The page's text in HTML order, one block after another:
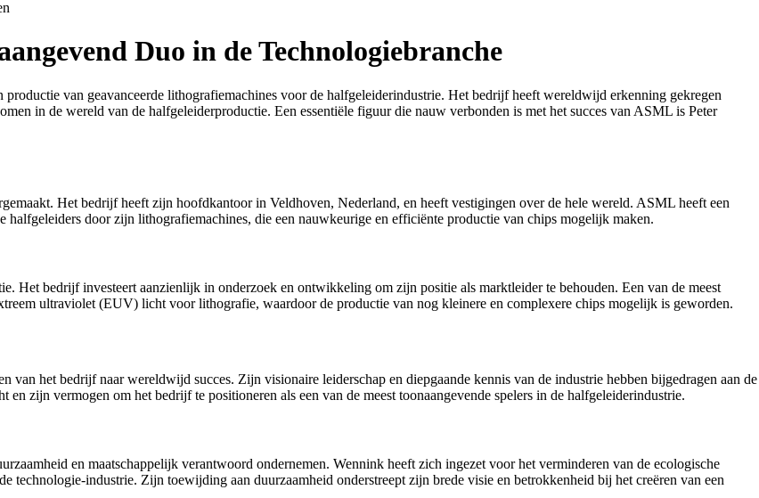
Duo in de Technologiebranche
van geavanceerde lithografiemachines voor de halfgeleiderindustrie. Het bedrijf heeft wereldwijd erkenning gekregen
in de wereld van de halfgeleiderproductie. Een essentiële figuur die nauw verbonden is met het succes van ASML is Peter
Het bedrijf heeft zijn hoofdkantoor in Veldhoven, Nederland, en heeft vestigingen over de hele wereld. ASML heeft een
door zijn lithografiemachines, die een nauwkeurige en efficiënte productie van chips mogelijk maken.
Het bedrijf investeert aanzienlijk in onderzoek en ontwikkeling om zijn positie als marktleider te behouden. Een van de meest
ultraviolet (EUV) licht voor lithografie, waardoor de productie van nog kleinere en complexere chips mogelijk is geworden.
het bedrijf naar wereldwijd succes. Zijn visionaire leiderschap en diepgaande kennis van de industrie hebben bijgedragen aan de
zijn vermogen om het bedrijf te positioneren als een van de meest toonaangevende spelers in de halfgeleiderindustrie.
en maatschappelijk verantwoord ondernemen. Wennink heeft zich ingezet voor het verminderen van de ecologische
technologie-industrie. Zijn toewijding aan duurzaamheid onderstreept zijn brede visie en betrokkenheid bij het creëren van een